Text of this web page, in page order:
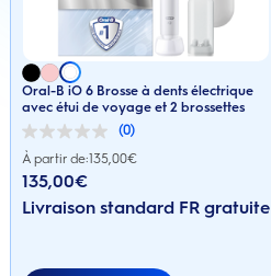
Oral-B iO 6 Brosse à dents électrique
avec étui de voyage et 2 brossettes
(0)
0.0
sur
étoiles.
À partir de:135,00€
135,00€
Livraison standard FR gratuite